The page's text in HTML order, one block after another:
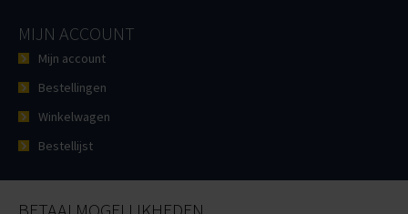
MIJN ACCOUNT
Mijn account
Bestellingen
Winkelwagen
Bestellijst